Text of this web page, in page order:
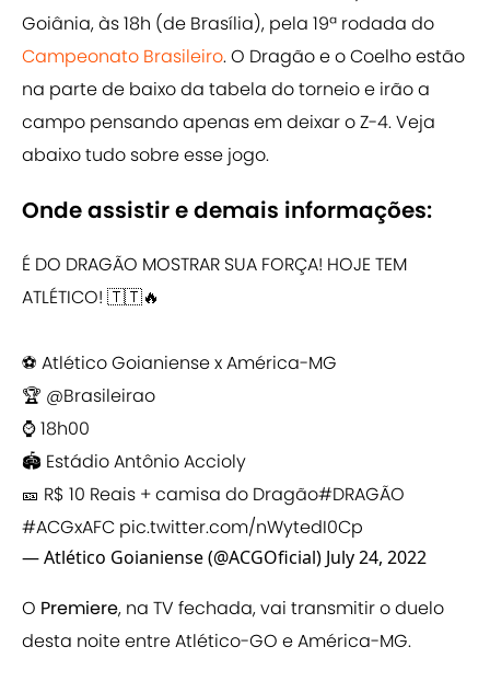
Goiânia, às 18h (de Brasília), pela 19ª rodada do
Campeonato Brasileiro. O Dragão e o Coelho estão
na parte de baixo da tabela do torneio e irão a
campo pensando apenas em deixar o Z-4. Veja
abaixo tudo sobre esse jogo.
Onde assistir e demais informações:
É DO DRAGÃO MOSTRAR SUA FORÇA! HOJE TEM
ATLÉTICO! 🇹🇹🔥
⚽ Atlético Goianiense x América-MG
🏆 @Brasileirao
⌚ 18h00
🏟 Estádio Antônio Accioly
🎫 R$ 10 Reais + camisa do Dragão#DRAGÃO
#ACGxAFC pic.twitter.com/nWytedI0Cp
— Atlético Goianiense (@ACGOficial) July 24, 2022
O Premiere, na TV fechada, vai transmitir o duelo
desta noite entre Atlético-GO e América-MG.